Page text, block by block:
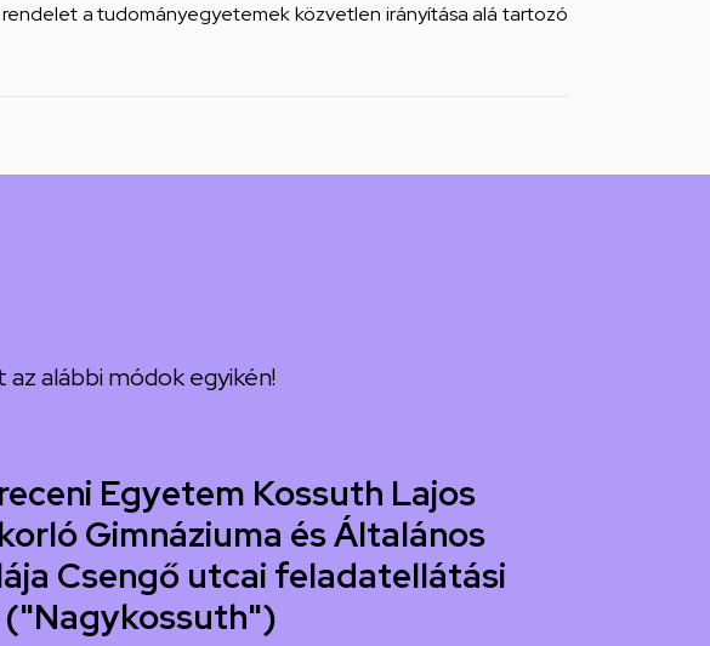
a tudományegyetemek közvetlen irányítása alá tartozó
alábbi módok egyikén!
Egyetem Kossuth Lajos
Gimnáziuma és Általános
Csengő utcai feladatellátási
("Nagykossuth")